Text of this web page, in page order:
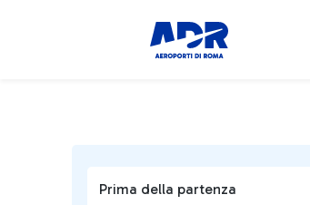
Prima della partenza